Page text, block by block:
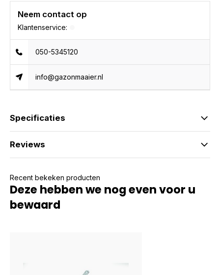
Neem contact op
Klantenservice:
050-5345120
info@gazonmaaier.nl
Specificaties
Reviews
Recent bekeken producten
Deze hebben we nog even voor u
bewaard